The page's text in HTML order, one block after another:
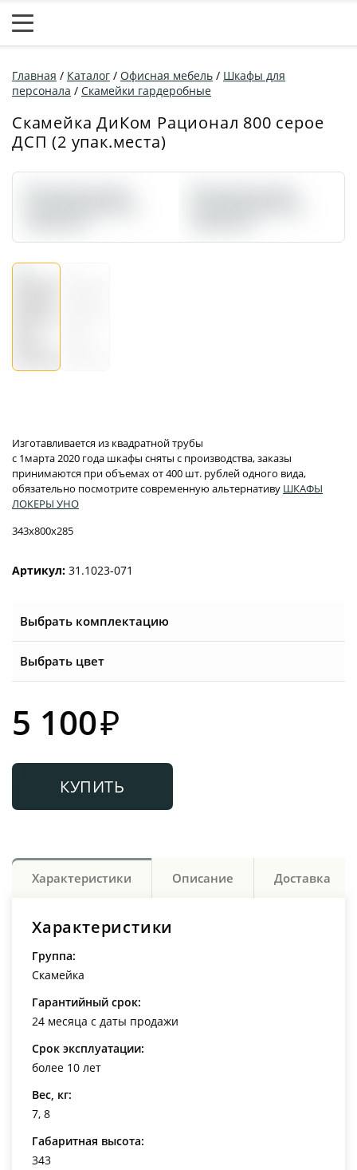
Главная / Каталог / Офисная мебель / Шкафы для
персонала / Скамейки гардеробные
Скамейка ДиКом Рационал 800 серое
ДСП (2 упак.места)
Изготавливается из квадратной трубы
с 1марта 2020 года шкафы сняты с производства, заказы
принимаются при объемах от 400 шт. рублей одного вида,
обязательно посмотрите современную альтернативу ШКАФЫ
ЛОКЕРЫ УНО
343x800x285
Артикул: 31.1023-071
Выбрать комплектацию
Выбрать цвет
5 100₽
КУПИТЬ
Характеристики Описание Доставка
Характеристики
Группа:
Скамейка
Гарантийный срок:
24 месяца с даты продажи
Срок эксплуатации:
более 10 лет
Вес, кг:
7, 8
Габаритная высота:
343